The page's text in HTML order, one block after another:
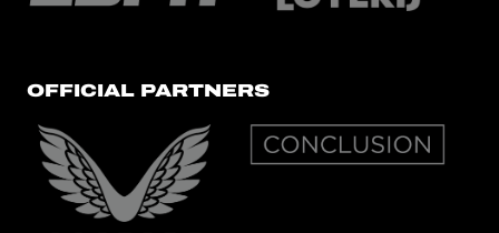
OFFICIAL PARTNERS